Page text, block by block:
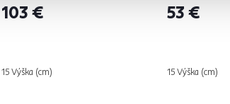
103 €
15 Výška (cm)
53 €
15 Výška (cm)